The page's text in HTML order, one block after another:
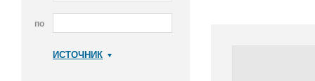
по
ИСТОЧНИК